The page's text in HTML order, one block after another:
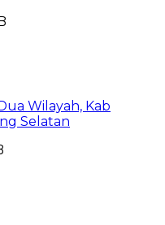
Wilayah, Kab
Selatan